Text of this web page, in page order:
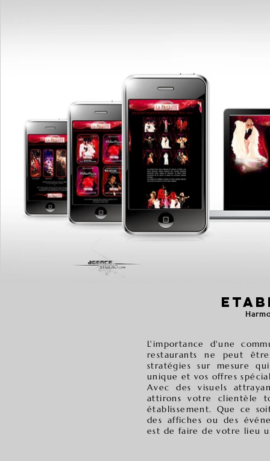
L'importance d'une
restaurants ne peut
stratégies sur mesure
unique et vos offres
Avec des visuels
attirons votre clientèle
établissement. Que ce
des affiches ou des
est de faire de votre lieu